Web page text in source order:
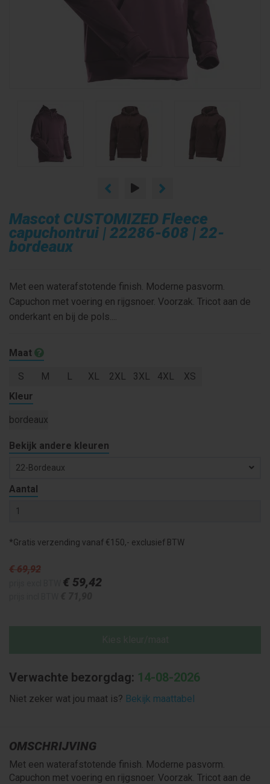
Mascot CUSTOMIZED Fleece
capuchontrui | 22286-608 | 22-
bordeaux
Met een waterafstotende finish. Moderne pasvorm.
Capuchon met voering en rijgsnoer. Voorzak. Tricot aan de
onderkant en bij de pols....
Maat
S M L XL 2XL 3XL 4XL
XS
Kleur
bordeaux
Bekijk andere kleuren
22-Bordeaux
Aantal
*Gratis verzending vanaf €150,- exclusief BTW
€ 69,92
€ 59,42
Verwachte bezorgdag: 14-08-2026
Niet zeker wat jou maat is? Bekijk maattabel
OMSCHRIJVING
Met een waterafstotende finish. Moderne pasvorm.
Capuchon met voering en rijgsnoer. Voorzak. Tricot aan de